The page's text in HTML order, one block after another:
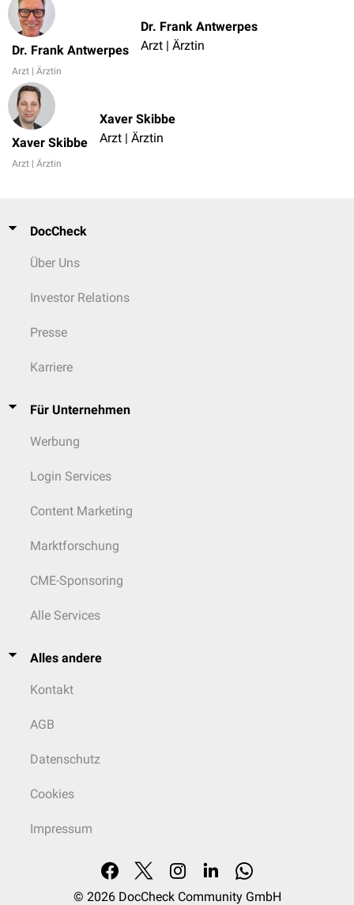
Dr. Frank Antwerpes
Arzt | Ärztin
Dr. Frank Antwerpes
Arzt | Ärztin
Xaver Skibbe
Arzt | Ärztin
Xaver Skibbe
Arzt | Ärztin
DocCheck
Über Uns
Investor Relations
Presse
Karriere
Für Unternehmen
Werbung
Login Services
Content Marketing
Marktforschung
CME-Sponsoring
Alle Services
Alles andere
Kontakt
AGB
Datenschutz
Cookies
Impressum
© 2026 DocCheck Community GmbH